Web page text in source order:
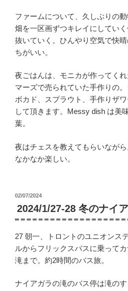
ファームについて、久しぶりの
畑を一区画ずつキレイにしてい
抜いていく。ひんやり空気で快
ちがいい。
夜ごはんは、モニカが作ってく
マーズで売られていた手作りの
ボカド、スプラウト、手作りザ
して頂きます。Messy dish は美
葉。
夜はチェスを教えてもらいながら
なかなか楽しい。
投
稿
日:
02/07/2024
2024/1/27-28 冬のナイ
27 朝一、トロントのユニオンス
ルからフリックスバスに乗って
滝まで。約2時間のバス旅。
ナイアガラの滝のバス停は滝の